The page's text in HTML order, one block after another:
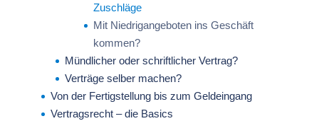
Zuschläge
Mit Niedrigangeboten ins Geschäft
kommen?
Mündlicher oder schriftlicher Vertrag?
Verträge selber machen?
Von der Fertigstellung bis zum Geldeingang
Vertragsrecht – die Basics